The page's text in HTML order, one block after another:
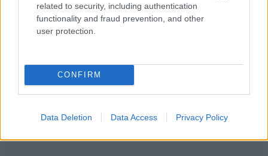
related to security, including authentication
functionality and fraud prevention, and other
user protection.
CONFIRM
Data Deletion Data Access Privacy Policy
0 ΣΧΌΛΙΑ ΑΝΑΓΝΩΣΤΏΝ